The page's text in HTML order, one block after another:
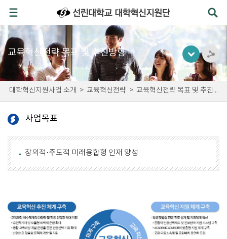
교육혁신전략 목표 및 추진방향
대학혁신지원사업 소개 > 교육혁신전략 > 교육혁신전략 목표 및 추진방향
사업목표
창의적·주도적 미래융합형 인재 양성